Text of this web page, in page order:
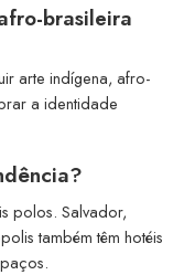
brasileira
arte indígena, afro-
a identidade
polos. Salvador,
também têm hotéis